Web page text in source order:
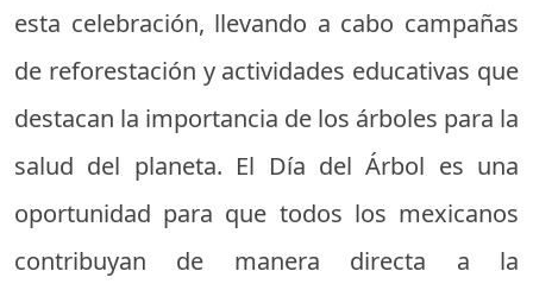
esta celebración, llevando a cabo campañas
de reforestación y actividades educativas que
destacan la importancia de los árboles para la
salud del planeta. El Día del Árbol es una
oportunidad para que todos los mexicanos
contribuyan de manera directa a la